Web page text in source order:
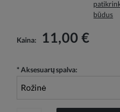
Į kainą neįskaičiuotos
būdus
Kaina: 11,00 €
* Aksesuarų spalva: